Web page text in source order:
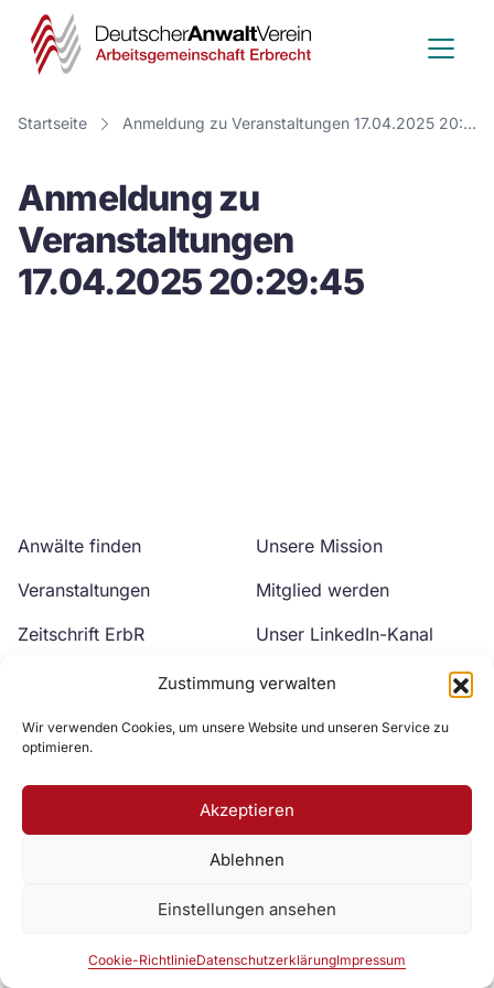
Zustimmung verwalten
Wir verwenden Cookies, um unsere Website und unseren Service zu
optimieren.
Akzeptieren
Ablehnen
Einstellungen ansehen
Cookie-RichtlinieDatenschutzerklärungImpressum
Deutscher
Anwalt
Verein
Startseite Anmeldung zu Veranstaltungen 17.04.2025 20:29:45
Anmeldung zu
Veranstaltungen
17.04.2025 20:29:45
Anwälte finden
Veranstaltungen
Zeitschrift ErbR
Unsere Mission
Mitglied werden
Unser LinkedIn-Kanal
Unser YouTube-Kanal
Zur DAV Webseite